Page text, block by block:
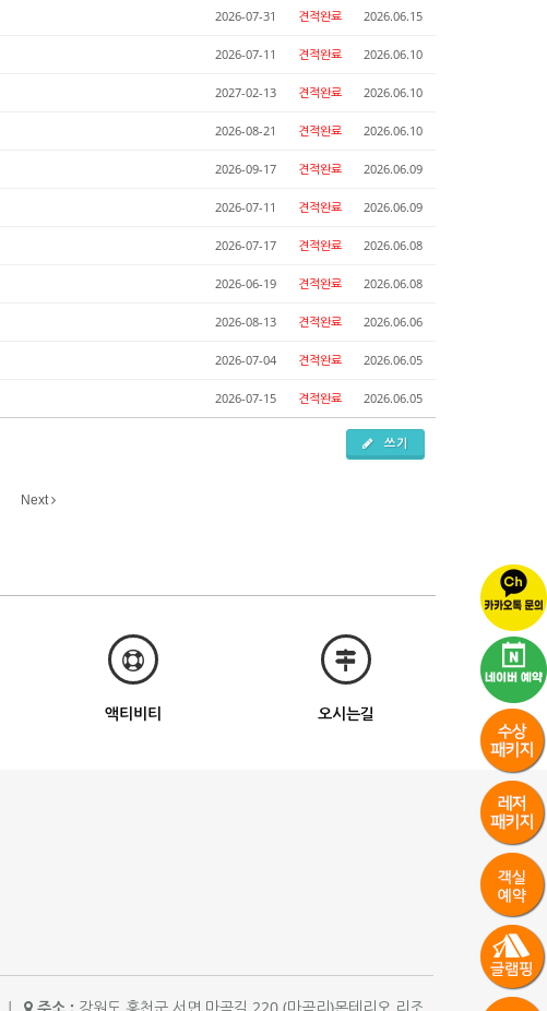
2026-07-31 견적완료 2026.06.15
2026-07-11 견적완료 2026.06.10
2027-02-13 견적완료 2026.06.10
2026-08-21 견적완료 2026.06.10
2026-09-17 견적완료 2026.06.09
2026-07-11 견적완료 2026.06.09
2026-07-17 견적완료 2026.06.08
2026-06-19 견적완료 2026.06.08
2026-08-13 견적완료 2026.06.06
2026-07-04 견적완료 2026.06.05
2026-07-15 견적완료 2026.06.05
쓰기
Next
액티비티 오시는길